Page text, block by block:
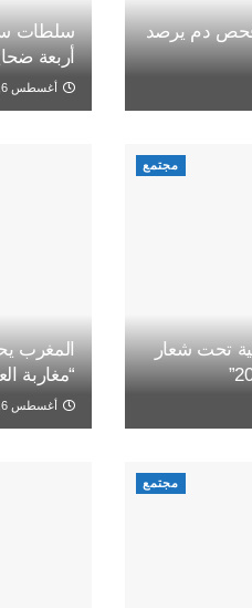
فحص دم يرصد
أربعة
أغسطس 6, 2026
مجتمع
تحت شعار
المغرب
“مغاربة
أغسطس 6, 2026
مجتمع